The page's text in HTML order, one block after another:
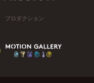
プロダクション